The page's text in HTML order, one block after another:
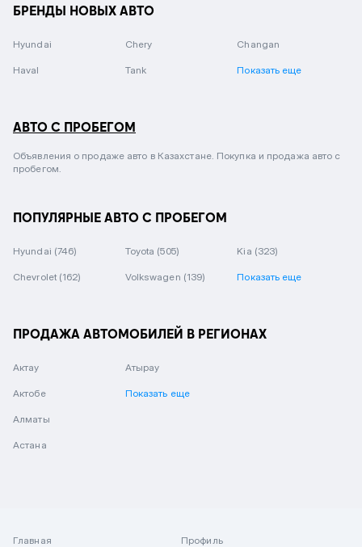
БРЕНДЫ НОВЫХ АВТО
Hyundai Chery Changan
Haval Tank Показать еще
АВТО С ПРОБЕГОМ
Объявления о продаже авто в Казахстане. Покупка и продажа авто с
пробегом.
ПОПУЛЯРНЫЕ АВТО С ПРОБЕГОМ
Hyundai (746) Toyota (505) Kia (323)
Chevrolet (162) Volkswagen (139) Показать еще
ПРОДАЖА АВТОМОБИЛЕЙ В РЕГИОНАХ
Актау
Актобе
Алматы
Астана
Атырау
Показать еще
Главная
Профиль